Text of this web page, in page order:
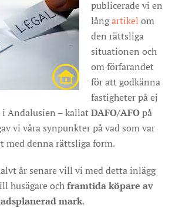
publicerade vi en
långartikel om
den rättsliga
situationen och
om förfarandet
för att godkänna
fastigheter på ej
i Andalusien – kallatDAFO/AFOpå
vi våra synpunkter på vad som var
med denna rättsliga form.
år senare vill vi med detta inlägg
husägare ochframtida köpare av
mark.